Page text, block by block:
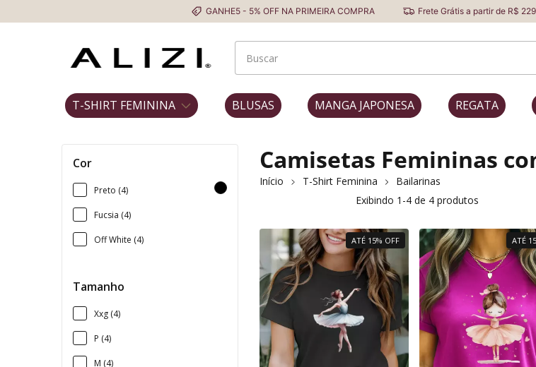
GANHE5 - 5% OFF NA PRIMEIRA COMPRA Frete Grátis a partir de R$ 229
T-SHIRT FEMININA BLUSAS MANGA JAPONESA REGATA
Cor
Preto (4)
Fucsia (4)
Off White (4)
Tamanho
Xxg (4)
P (4)
M (4)
Camisetas Femininas
Início T-Shirt Feminina
Bailarinas
Exibindo 1-4 de 4 produtos
ATÉ 15% OFF ATÉ